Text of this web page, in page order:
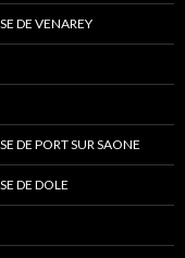
DE VENAREY
DE PORT SUR SAONE
DE DOLE